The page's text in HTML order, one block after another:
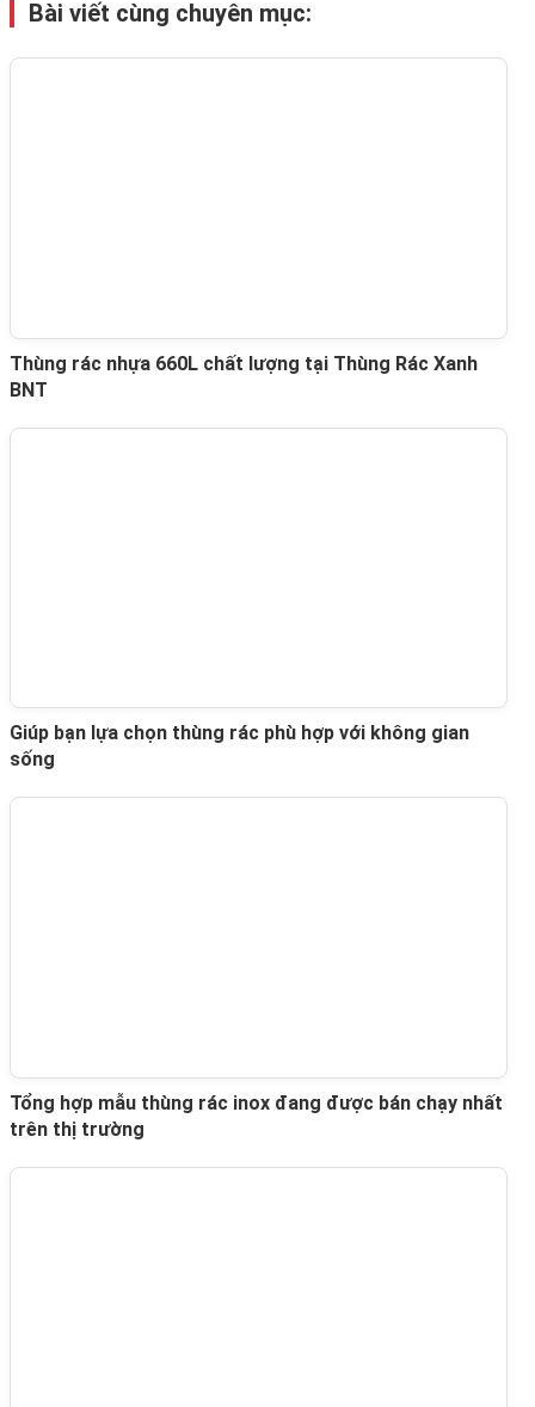
Bài viết cùng chuyên mục:
Thùng rác nhựa 660L chất lượng tại Thùng Rác Xanh
BNT
Giúp bạn lựa chọn thùng rác phù hợp với không gian
sống
Tổng hợp mẫu thùng rác inox đang được bán chạy nhất
trên thị trường